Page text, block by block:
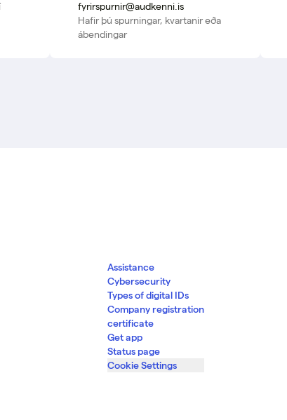
fyrirspurnir@audkenni.is
Hafir þú spurningar, kvartanir eða
ábendingar
Assistance
Cybersecurity
Types of digital IDs
Company registration
certificate
Get app
Status page
Cookie Settings